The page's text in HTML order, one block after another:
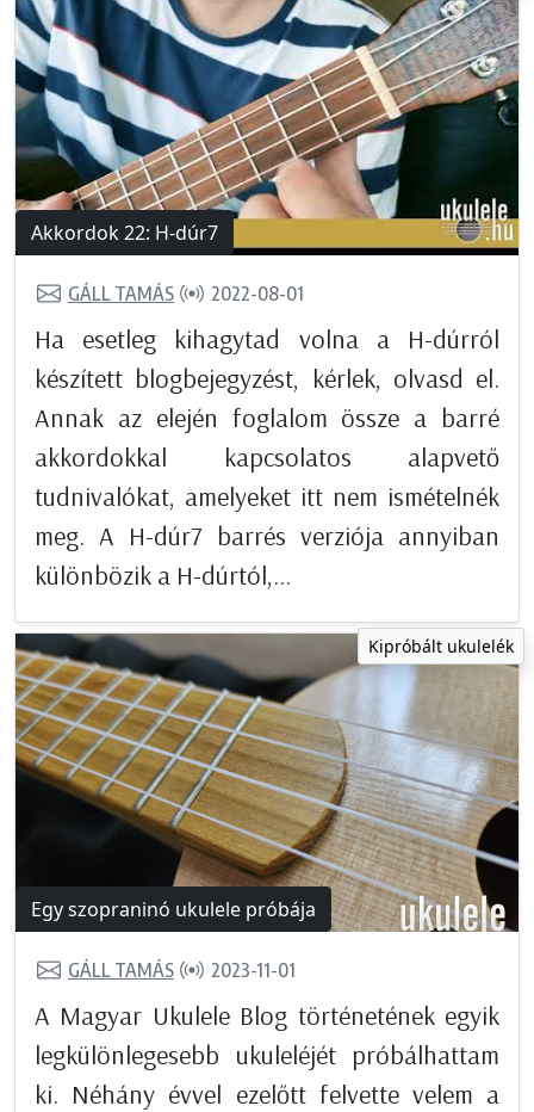
Akkordok 22: H-dúr7
GÁLL TAMÁS 2022-08-01
Ha esetleg kihagytad volna a H-dúrról
készített blogbejegyzést, kérlek, olvasd el.
Annak az elején foglalom össze a barré
akkordokkal kapcsolatos alapvető
tudnivalókat, amelyeket itt nem ismételnék
meg. A H-dúr7 barrés verziója annyiban
különbözik a H-dúrtól,...
Kipróbált ukulelék
Egy szopraninó ukulele próbája
GÁLL TAMÁS 2023-11-01
A Magyar Ukulele Blog történetének egyik
legkülönlegesebb ukuleléjét próbálhattam
ki. Néhány évvel ezelőtt felvette velem a